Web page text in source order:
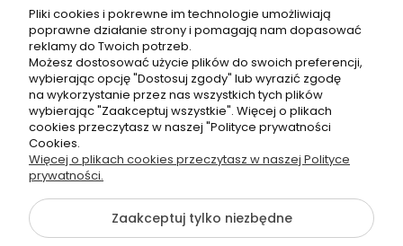
Telefon:
+48500660700
E-mail:
biuro@hurtowniahellonails.pl
©2026 Wszelkie Prawa Zastrzeżone | Hurtownia HelloNails
Szablon Flex byEcommercy
Pliki cookies i pokrewne im technologie umożliwiają
poprawne działanie strony i pomagają nam dopasować
reklamy do Twoich potrzeb.
Możesz dostosować użycie plików do swoich preferencji,
wybierając opcję "Dostosuj zgody" lub wyrazić zgodę
na wykorzystanie przez nas wszystkich tych plików
wybierając "Zaakceptuj wszystkie". Więcej o plikach
cookies przeczytasz w naszej "Polityce prywatności
Cookies.
Więcej o plikach cookies przeczytasz w naszej Polityce
prywatności.
Zaakceptuj tylko niezbędne